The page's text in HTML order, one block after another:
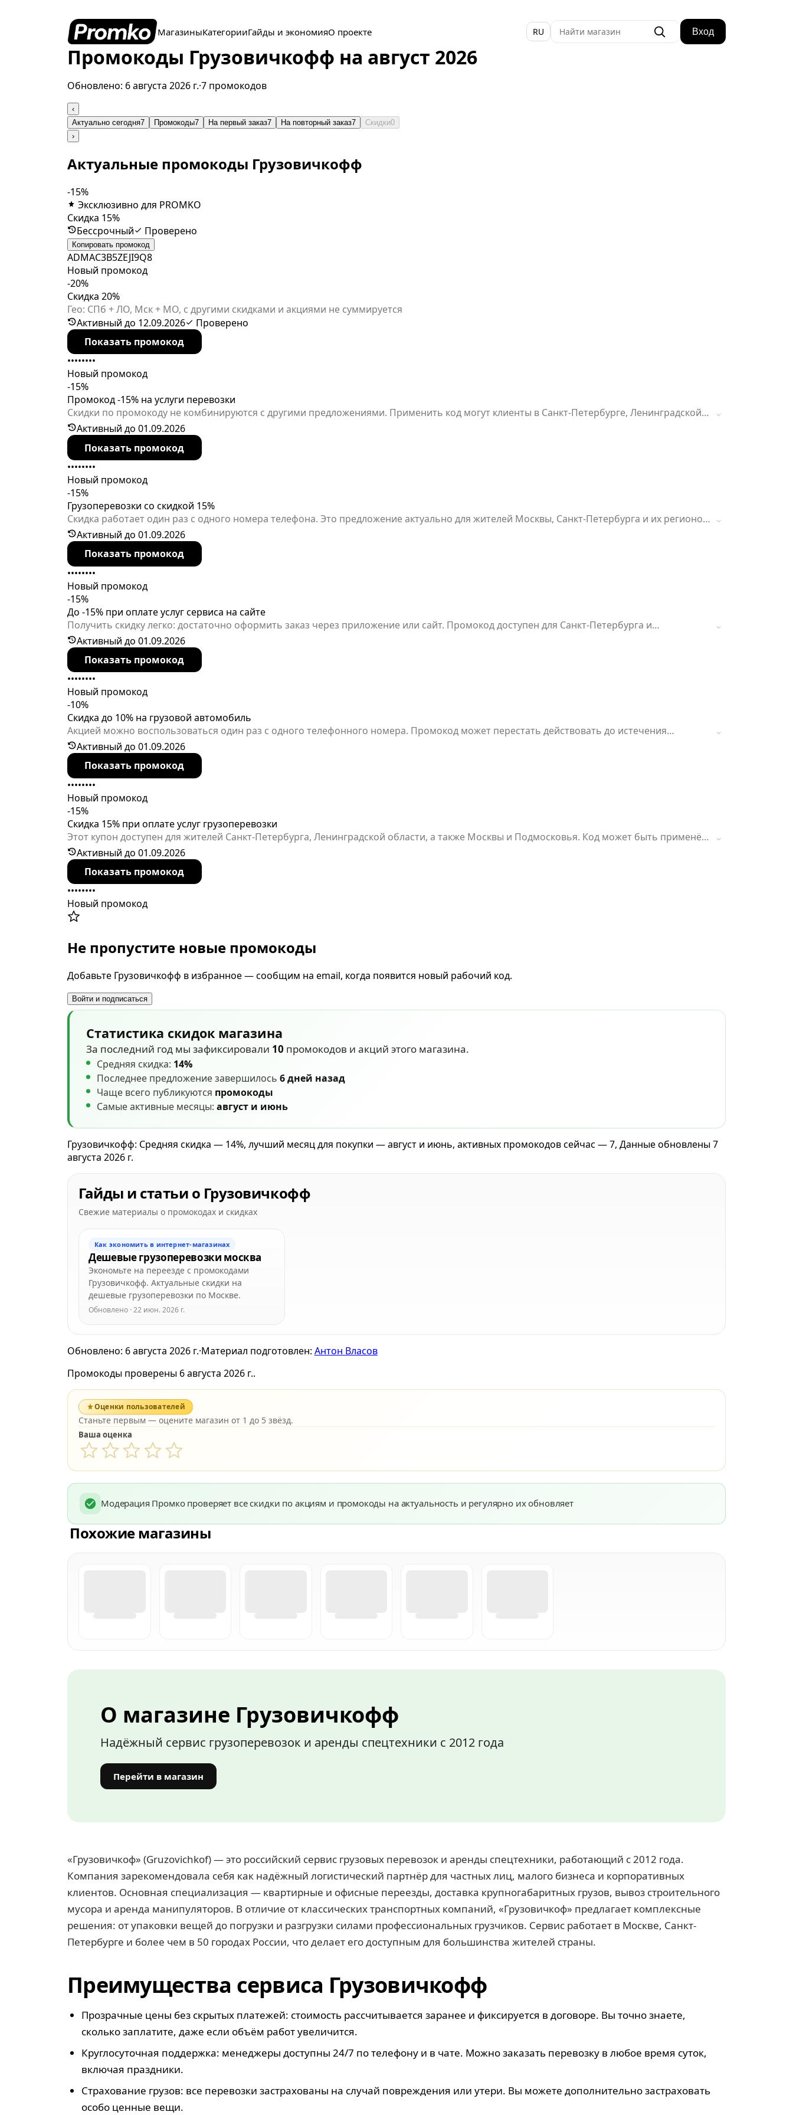
МагазиныКатегорииГайды и экономияО проекте RU Вход
Промокоды Грузовичкофф на август 2026
Обновлено: 6 августа 2026 г.·7 промокодов
‹
Актуально сегодня7 Промокоды7 На первый заказ7 На повторный заказ7 Скидки0
›
Актуальные промокоды Грузовичкофф
-15%
Эксклюзивно для PROMKO
Скидка 15%
Бессрочный
Проверено
Копировать промокод
ADMAC3B5ZEJI9Q8
Новый промокод
-20%
Cкидка 20%
Гео: СПб + ЛО, Мск + МО, с другими скидками и акциями не суммируется
Активный до 12.09.2026
Проверено
Показать промокод
••••••••
Новый промокод
-15%
Промокод -15% на услуги перевозки
Скидки по промокоду не комбинируются с другими предложениями. Применить код могут клиенты в Санкт-Петербурге, Ленинградской
области, Москве и Московской области. Каждый номер телефона может использоваться для активации купона не более трех раз.
Величина скидки может изменяться в зависимости от текущего спроса, загрузки автопарка и дорожной ситуации в момент оформления
заказа.
Активный до 01.09.2026
Показать промокод
••••••••
Новый промокод
-15%
Грузоперевозки со скидкой 15%
Скидка работает один раз с одного номера телефона. Это предложение актуально для жителей Москвы, Санкт-Петербурга и их регионов,
действуя на сайте в течение ограниченного времени.
Активный до 01.09.2026
Показать промокод
••••••••
Новый промокод
-15%
До -15% при оплате услуг сервиса на сайте
Получить скидку легко: достаточно оформить заказ через приложение или сайт. Промокод доступен для Санкт-Петербурга и
Ленинградской области, а также для Москвы и Московской области. С одного телефонного номера код активируется только три раза.
Специальное предложение действительно в течение ограниченного времени.
Активный до 01.09.2026
Показать промокод
••••••••
Новый промокод
-10%
Скидка до 10% на грузовой автомобиль
Акцией можно воспользоваться один раз с одного телефонного номера. Промокод может перестать действовать до истечения
заявленного срока.
Активный до 01.09.2026
Показать промокод
••••••••
Новый промокод
-15%
Скидка 15% при оплате услуг грузоперевозки
Этот купон доступен для жителей Санкт-Петербурга, Ленинградской области, а также Москвы и Подмосковья. Код может быть применён
трижды с одного аккаунта. Завершение акции может произойти раньше указанного времени.
Активный до 01.09.2026
Показать промокод
••••••••
Новый промокод
Не пропустите новые промокоды
Добавьте Грузовичкофф в избранное — сообщим на email, когда появится новый рабочий код.
Войти и подписаться
Статистика скидок магазина
За последний год мы зафиксировали 10 промокодов и акций этого магазина.
Средняя скидка: 14%
Последнее предложение завершилось 6 дней назад
Чаще всего публикуются промокоды
Самые активные месяцы: август и июнь
Грузовичкофф: Средняя скидка — 14%, лучший месяц для покупки — август и июнь, активных промокодов сейчас — 7, Данные обновлены 7
августа 2026 г.
Гайды и статьи о Грузовичкофф
Свежие материалы о промокодах и скидках
Как экономить в интернет-магазинах
Дешевые грузоперевозки москва
Экономьте на переезде с промокодами
Грузовичкофф. Актуальные скидки на
дешевые грузоперевозки по Москве.
Обновлено · 22 июн. 2026 г.
Обновлено: 6 августа 2026 г.·Материал подготовлен: Антон Власов
Промокоды проверены 6 августа 2026 г..
Оценки пользователей
Станьте первым — оцените магазин от 1 до 5 звёзд.
Ваша оценка
Модерация Промко проверяет все скидки по акциям и промокоды на актуальность и регулярно их обновляет
Похожие магазины
О магазине Грузовичкофф
Надёжный сервис грузоперевозок и аренды спецтехники с 2012 года
Перейти в магазин
«Грузовичкоф» (Gruzovichkof) — это российский сервис грузовых перевозок и аренды спецтехники, работающий с 2012 года.
Компания зарекомендовала себя как надёжный логистический партнёр для частных лиц, малого бизнеса и корпоративных
клиентов. Основная специализация — квартирные и офисные переезды, доставка крупногабаритных грузов, вывоз строительного
мусора и аренда манипуляторов. В отличие от классических транспортных компаний, «Грузовичкоф» предлагает комплексные
решения: от упаковки вещей до погрузки и разгрузки силами профессиональных грузчиков. Сервис работает в Москве, Санкт-
Петербурге и более чем в 50 городах России, что делает его доступным для большинства жителей страны.
Преимущества сервиса Грузовичкофф
Прозрачные цены без скрытых платежей: стоимость рассчитывается заранее и фиксируется в договоре. Вы точно знаете,
сколько заплатите, даже если объём работ увеличится.
Круглосуточная поддержка: менеджеры доступны 24/7 по телефону и в чате. Можно заказать перевозку в любое время суток,
включая праздники.
Страхование грузов: все перевозки застрахованы на случай повреждения или утери. Вы можете дополнительно застраховать
особо ценные вещи.